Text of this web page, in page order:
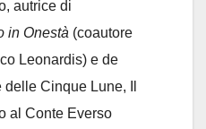
autrice di
in Onestà (coautore
Leonardis) e de
delle Cinque Lune, Il
al Conte Everso